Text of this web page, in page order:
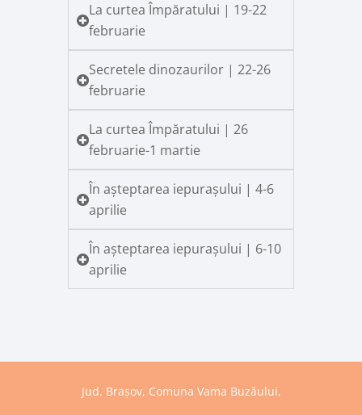
La curtea Împăratului | 19-22
februarie
Secretele dinozaurilor | 22-26
februarie
La curtea Împăratului | 26
februarie-1 martie
În așteptarea iepurașului | 4-6
aprilie
În așteptarea iepurașului | 6-10
aprilie
Jud. Brașov, Comuna Vama Buzăului,